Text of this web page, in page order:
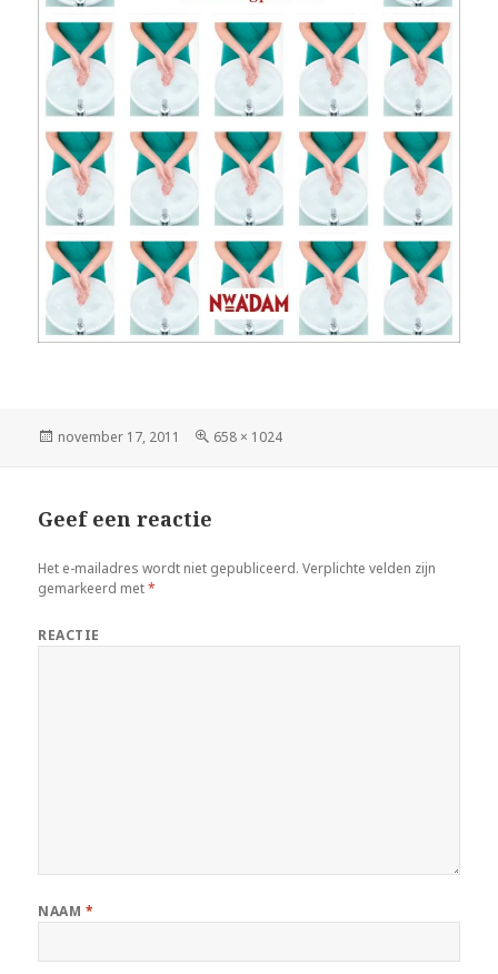
Geplaatst
november 17, 2011
Volledige
658 × 1024
Geef een reactie
Het e-mailadres wordt niet gepubliceerd. Verplichte velden zijn
gemarkeerd met*
REACTIE
NAAM *